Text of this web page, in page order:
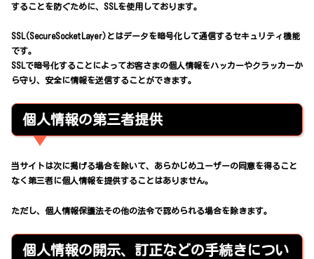
することを防ぐために、SSLを使用しております。
SSL(SecureSocketLayer)とはデータを暗号化して通信するセキュリティ機能
です。
SSLで暗号化することによってお客さまの個人情報をハッカーやクラッカーか
ら守り、安全に情報を送信することができます。
個人情報の第三者提供
当サイトは次に掲げる場合を除いて、あらかじめユーザーの同意を得ること
なく第三者に個人情報を提供することはありません。
ただし、個人情報保護法その他の法令で認められる場合を除きます。
個人情報の開示、訂正などの手続きについ